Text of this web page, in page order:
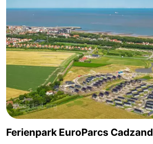
Mühlen
-
Aussichtspunkte
Attraktionen
-
Rundfahrten
Spielplätze
-
Indoor-
Ferienpark EuroParcs Cadzand